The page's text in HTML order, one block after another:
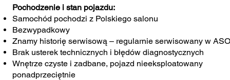
Pochodzenie i stan pojazdu:
Samochód pochodzi z Polskiego salonu
Bezwypadkowy
Znamy historię serwisową – regularnie serwisowany w ASO
Brak usterek technicznych i błędów diagnostycznych
Wnętrze czyste i zadbane, pojazd nieeksploatowany
ponadprzeciętnie